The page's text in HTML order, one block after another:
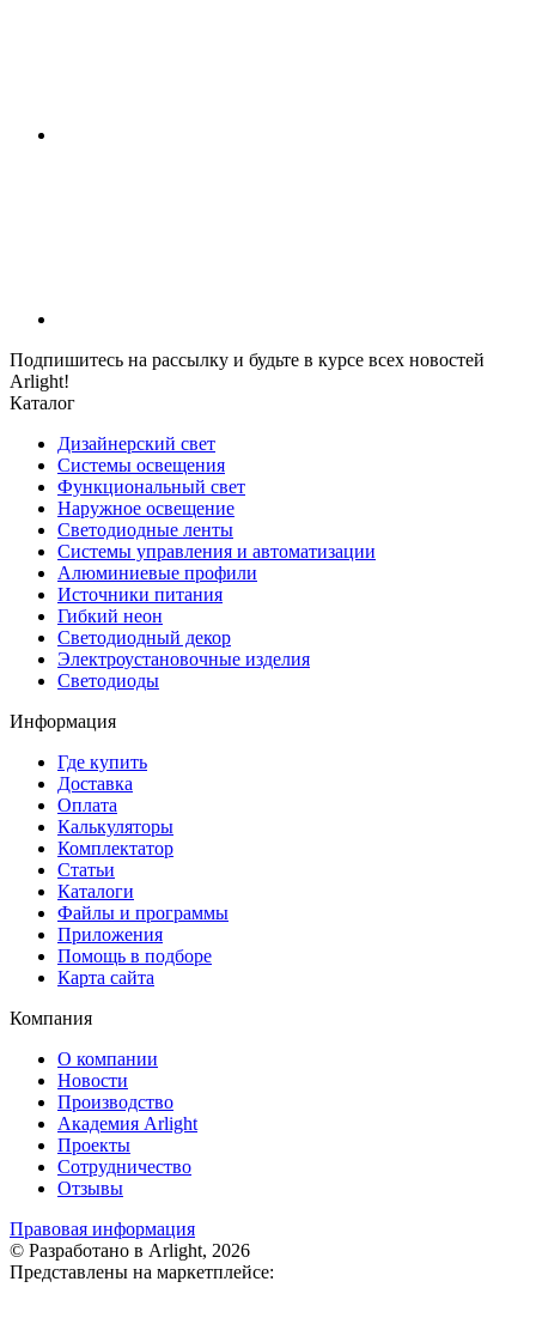
Подпишитесь на рассылку и будьте в курсе всех новостей
Arlight!
Каталог
Дизайнерский свет
Системы освещения
Функциональный свет
Наружное освещение
Светодиодные ленты
Системы управления и автоматизации
Алюминиевые профили
Источники питания
Гибкий неон
Светодиодный декор
Электроустановочные изделия
Светодиоды
Информация
Где купить
Доставка
Оплата
Калькуляторы
Комплектатор
Статьи
Каталоги
Файлы и программы
Приложения
Помощь в подборе
Карта сайта
Компания
О компании
Новости
Производство
Академия Arlight
Проекты
Сотрудничество
Отзывы
Правовая информация
© Разработано в Arlight, 2026
Представлены на маркетплейсе: